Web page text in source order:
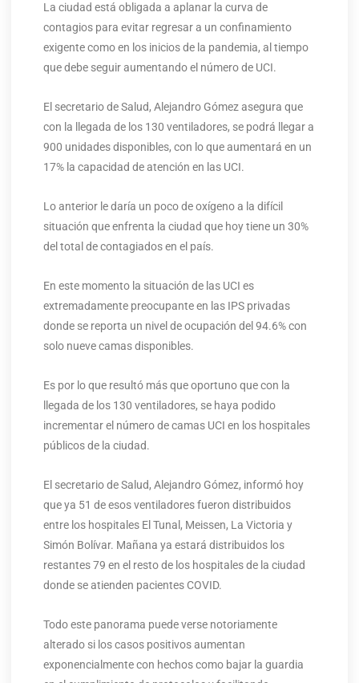
La ciudad está obligada a aplanar la curva de
contagios para evitar regresar a un confinamiento
exigente como en los inicios de la pandemia, al tiempo
que debe seguir aumentando el número de UCI.
El secretario de Salud, Alejandro Gómez asegura que
con la llegada de los 130 ventiladores, se podrá llegar a
900 unidades disponibles, con lo que aumentará en un
17% la capacidad de atención en las UCI.
Lo anterior le daría un poco de oxígeno a la difícil
situación que enfrenta la ciudad que hoy tiene un 30%
del total de contagiados en el país.
En este momento la situación de las UCI es
extremadamente preocupante en las IPS privadas
donde se reporta un nivel de ocupación del 94.6% con
solo nueve camas disponibles.
Es por lo que resultó más que oportuno que con la
llegada de los 130 ventiladores, se haya podido
incrementar el número de camas UCI en los hospitales
públicos de la ciudad.
El secretario de Salud, Alejandro Gómez, informó hoy
que ya 51 de esos ventiladores fueron distribuidos
entre los hospitales El Tunal, Meissen, La Victoria y
Simón Bolívar. Mañana ya estará distribuidos los
restantes 79 en el resto de los hospitales de la ciudad
donde se atienden pacientes COVID.
Todo este panorama puede verse notoriamente
alterado si los casos positivos aumentan
exponencialmente con hechos como bajar la guardia